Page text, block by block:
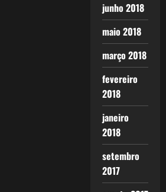
junho 2018
maio 2018
março 2018
fevereiro
2018
janeiro
2018
setembro
2017